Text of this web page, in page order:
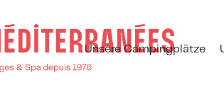
Unsere Campingplätze